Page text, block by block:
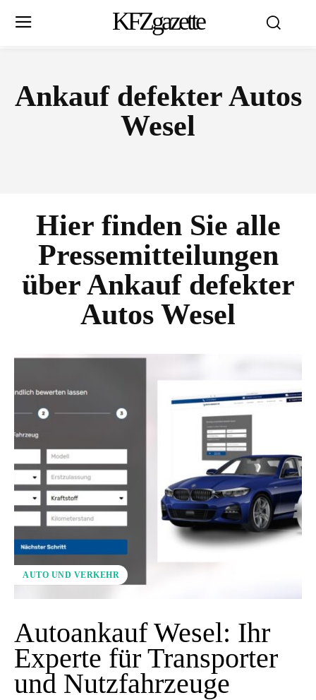
KFZgazette
Ankauf defekter Autos
Wesel
Hier finden Sie alle
Pressemitteilungen
überAnkauf defekter
Autos Wesel
AUTO UND VERKEHR
Autoankauf Wesel: Ihr
Experte für Transporter
und Nutzfahrzeuge